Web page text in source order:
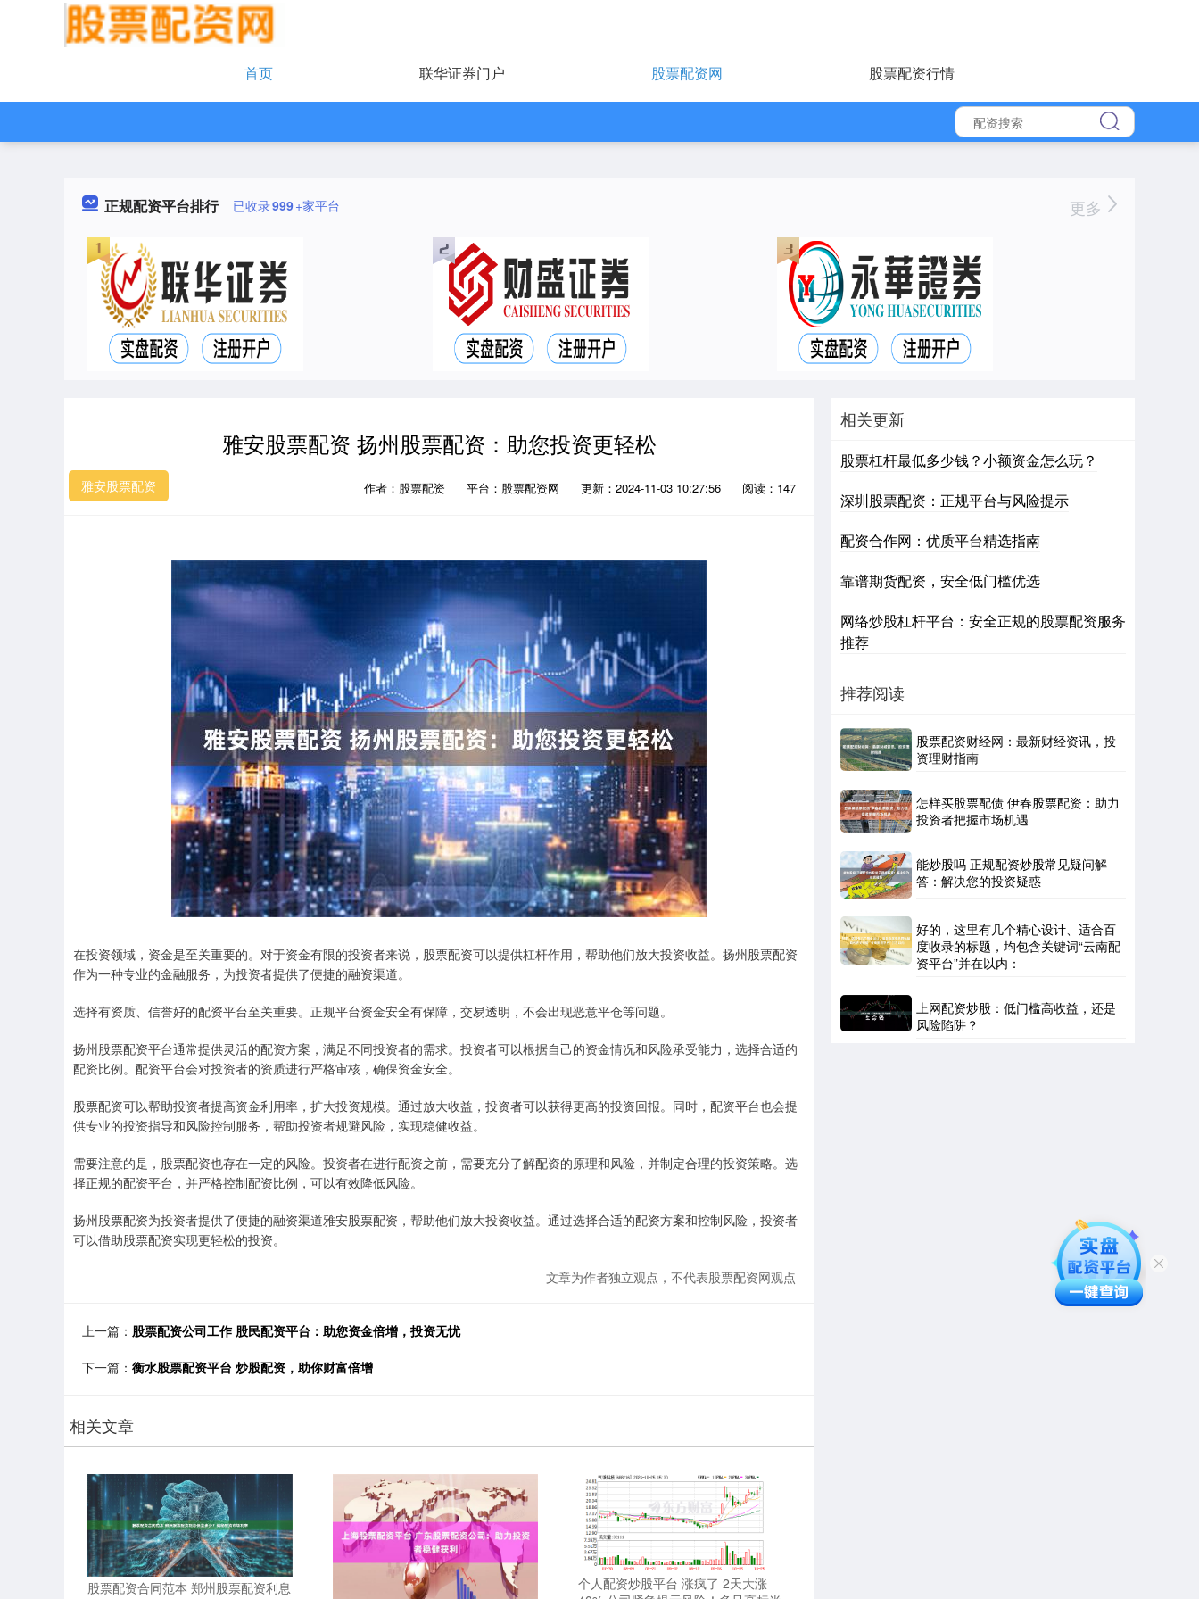
首页 联华证券门户 股票配资网 股票配资行情
正规配资平台排行 已收录999+家平台 更多
雅安股票配资 扬州股票配资：助您投资更轻松
雅安股票配资 作者：股票配资 平台：股票配资网 更新：2024-11-03 10:27:56 阅读：147
在投资领域，资金是至关重要的。对于资金有限的投资者来说，股票配资可以提供杠杆作用，帮助他们放大投资收益。扬州股票配资
作为一种专业的金融服务，为投资者提供了便捷的融资渠道。
选择有资质、信誉好的配资平台至关重要。正规平台资金安全有保障，交易透明，不会出现恶意平仓等问题。
扬州股票配资平台通常提供灵活的配资方案，满足不同投资者的需求。投资者可以根据自己的资金情况和风险承受能力，选择合适的
配资比例。配资平台会对投资者的资质进行严格审核，确保资金安全。
股票配资可以帮助投资者提高资金利用率，扩大投资规模。通过放大收益，投资者可以获得更高的投资回报。同时，配资平台也会提
供专业的投资指导和风险控制服务，帮助投资者规避风险，实现稳健收益。
需要注意的是，股票配资也存在一定的风险。投资者在进行配资之前，需要充分了解配资的原理和风险，并制定合理的投资策略。选
择正规的配资平台，并严格控制配资比例，可以有效降低风险。
扬州股票配资为投资者提供了便捷的融资渠道雅安股票配资，帮助他们放大投资收益。通过选择合适的配资方案和控制风险，投资者
可以借助股票配资实现更轻松的投资。
文章为作者独立观点，不代表股票配资网观点
上一篇： 股票配资公司工作 股民配资平台：助您资金倍增，投资无忧
下一篇： 衡水股票配资平台 炒股配资，助你财富倍增
相关文章
股票配资合同范本 郑州股票配资利息
个人配资炒股平台 涨疯了 2天大涨
相关更新
股票杠杆最低多少钱？小额资金怎么玩？
深圳股票配资：正规平台与风险提示
配资合作网：优质平台精选指南
靠谱期货配资，安全低门槛优选
网络炒股杠杆平台：安全正规的股票配资服务
推荐
推荐阅读
股票配资财经网：最新财经资讯，投
资理财指南
怎样买股票配债 伊春股票配资：助力
投资者把握市场机遇
能炒股吗 正规配资炒股常见疑问解
答：解决您的投资疑惑
好的，这里有几个精心设计、适合百
度收录的标题，均包含关键词“云南配
资平台”并在以内：
上网配资炒股：低门槛高收益，还是
风险陷阱？